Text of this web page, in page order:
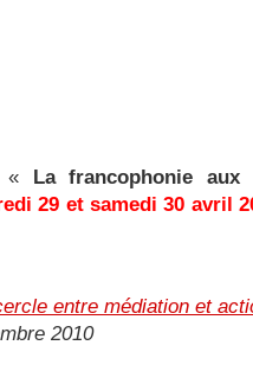
« La francophonie
29 et samedi 30 avril
entre médiation et
2010